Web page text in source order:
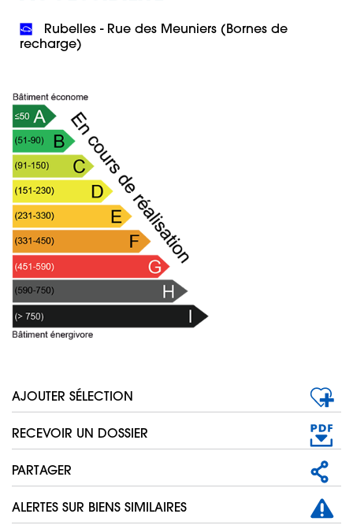
Rubelles - Rue des Meuniers (Bornes de
recharge)
AJOUTER SÉLECTION
RECEVOIR UN DOSSIER
PARTAGER
ALERTES SUR BIENS SIMILAIRES